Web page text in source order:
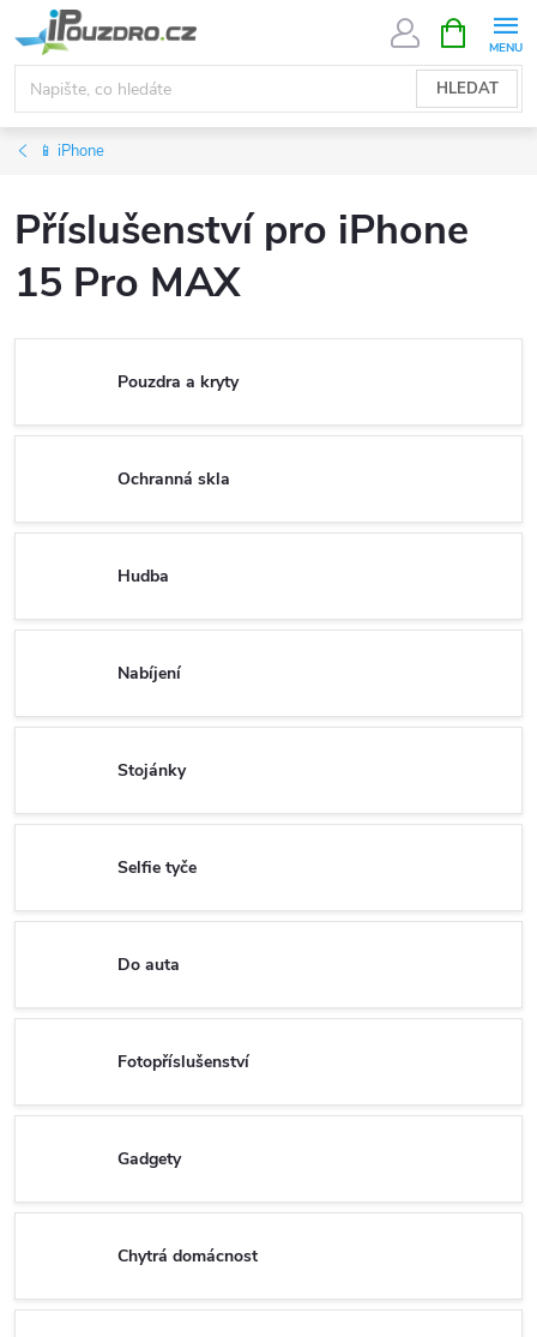
na
obsah
HLEDAT
NÁKUPNÍ
KOŠÍK
📱 iPhone
Příslušenství pro iPhone
15 Pro MAX
Pouzdra a kryty
Ochranná skla
Hudba
Nabíjení
Stojánky
Selfie tyče
Do auta
Fotopříslušenství
Gadgety
Chytrá domácnost